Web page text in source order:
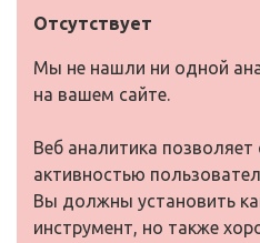
Отсутствует
Мы не нашли ни одной
на вашем сайте.
Веб аналитика позволяет
активностью
Вы должны установить
инструмент, но также